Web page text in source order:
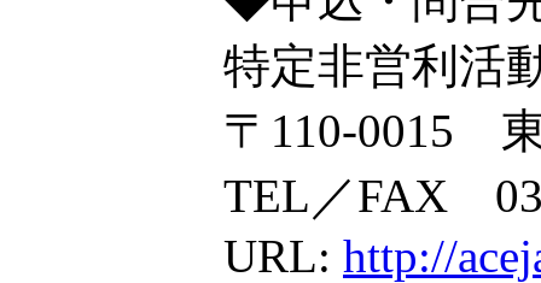
特定非営利活
〒110-0015
TEL／FAX
URL: http://